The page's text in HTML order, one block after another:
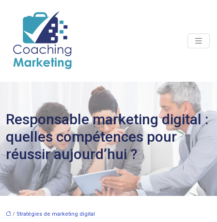
Responsable marketing digital :
quelles compétences pour
réussir aujourd’hui ?
/ Stratégies de marketing digital